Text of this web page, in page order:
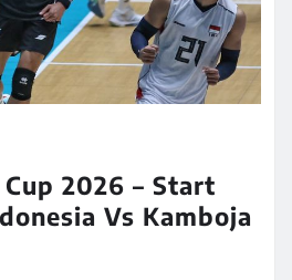
2026 – Start
Vs Kamboja